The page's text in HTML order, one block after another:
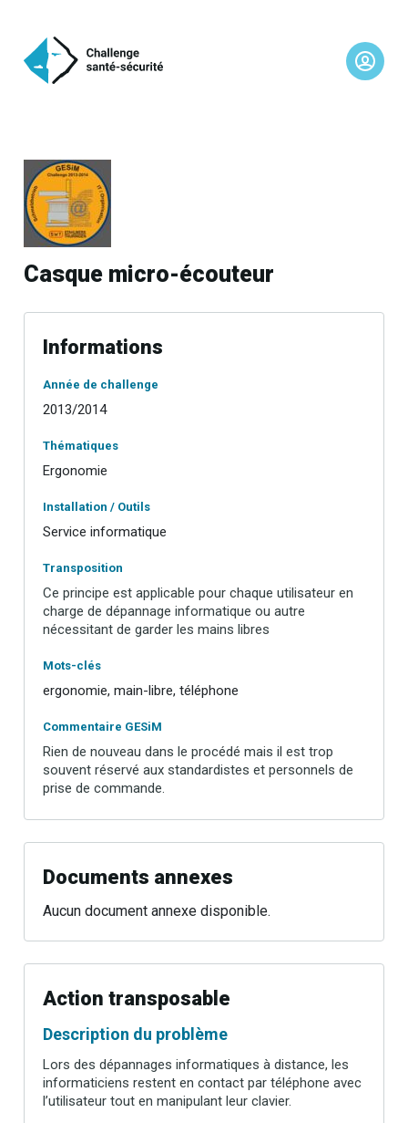
Casque micro-écouteur
Informations
Année de challenge
2013/2014
Thématiques
Ergonomie
Installation / Outils
Service informatique
Transposition
Ce principe est applicable pour chaque utilisateur en
charge de dépannage informatique ou autre
nécessitant de garder les mains libres
Mots-clés
ergonomie, main-libre, téléphone
Commentaire GESiM
Rien de nouveau dans le procédé mais il est trop
souvent réservé aux standardistes et personnels de
prise de commande.
Documents annexes
Aucun document annexe disponible.
Action transposable
Description du problème
Lors des dépannages informatiques à distance, les
informaticiens restent en contact par téléphone avec
l’utilisateur tout en manipulant leur clavier.